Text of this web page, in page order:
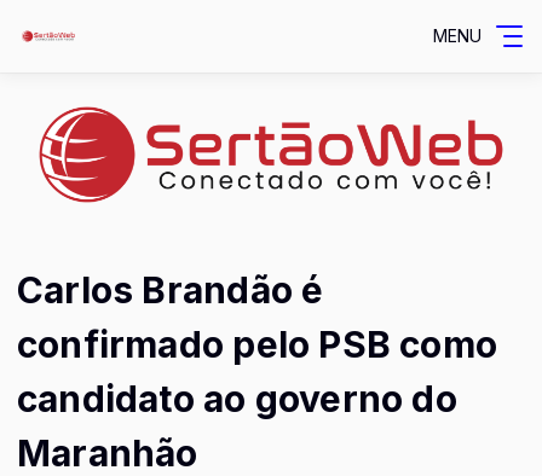
MENU
Carlos Brandão é
confirmado pelo PSB como
candidato ao governo do
Maranhão